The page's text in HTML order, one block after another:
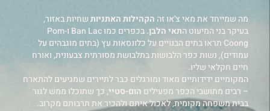
מה שמייחד את מאי צ'או זה הקהילות האתניותשחיות באזור,
בעיקר בני המיעוט התאי הלבן
. בכפרים כמו Ban Lac ו-Pom
Coong תראו בתים הבנויים על כלונסאות עץ (בתים מוגבהים על
עמודים), נשות כפר הלבושות בתלבושת מסורתית צבעונית, ואורח
חיים חקלאי שליו.
המקומיים ידידותיים מאוד ומורגלים כבר לתיירים שמגיעים להתארח
– רבים מתושבי הכפר מפעילים הום-סטיי, כך שתוכלו ממש לגור
בבית משפחה מקומית, לאכול איתם ולהכיר את תרבותם מקרוב.